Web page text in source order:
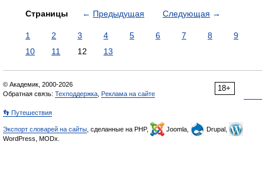
Страницы ← Предыдущая Следующая →
1 2 3 4 5 6 7 8
9
10
11 12 13
18+
© Академик, 2000-2026
Обратная связь: Техподдержка Реклама на сайте
👣 Путешествия
Экспорт словарей на сайты , сделанные на PHP, Joomla,
Drupal,
WordPress, MODx.